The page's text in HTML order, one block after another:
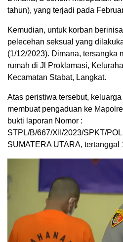
tahun), yang terjadi pada
Kemudian, untuk korban
pelecehan seksual yang
(1/12/2023). Dimana, tersangka
rumah di Jl Proklamasi,
Kecamatan Stabat, Langkat.
Atas peristiwa tersebut,
membuat pengaduan ke
bukti laporan Nomor :
STPL/B/667/XII/2023/SPKT/
SUMATERA UTARA, tertanggal